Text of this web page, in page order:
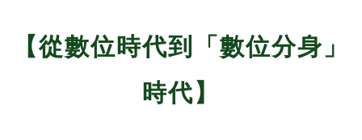
【從數位時代到「數位分身」
時代】